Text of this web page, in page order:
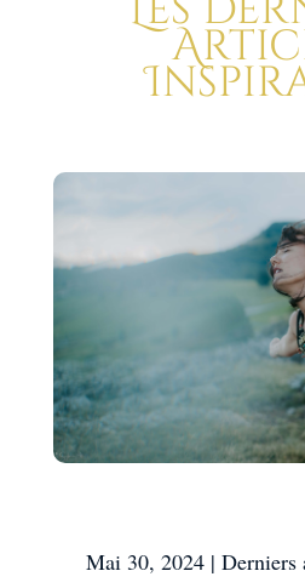
Mai 30, 2024| Derniers